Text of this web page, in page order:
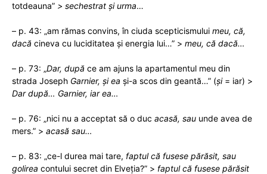
totdeauna” > sechestrat și urma…
– p. 43: „am rămas convins, în ciuda scepticismului meu, că,
dacă cineva cu luciditatea și energia lui…” > meu, că dacă…
– p. 73: „Dar, după ce am ajuns la apartamentul meu din
strada Joseph Garnier, și ea și-a scos din geantă…” (și= iar) >
Dar după… Garnier, iar ea…
– p. 76: „nici nu a acceptat să o duc acasă, sau unde avea de
mers.” > acasă sau…
– p. 83: „ce-l durea mai tare, faptul că fusese părăsit, sau
golirea contului secret din Elveția?” > faptul că fusese părăsit